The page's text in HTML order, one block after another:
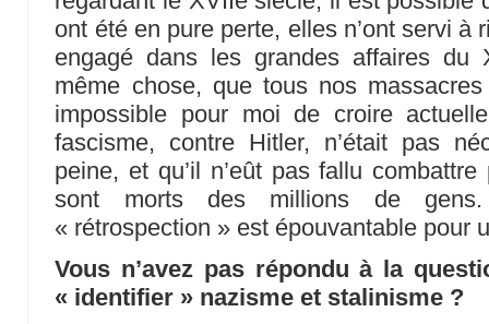
ont été en pure perte, elles n’ont servi à
engagé dans les grandes affaires du
même chose, que tous nos
impossible pour moi de croire
fascisme, contre Hitler, n’était pas
peine, et qu’il n’eût pas fallu
sont morts des millions de
« rétrospection » est épouvantable pour
Vous n’avez pas répondu à la
« identifier » nazisme et stalinisme ?